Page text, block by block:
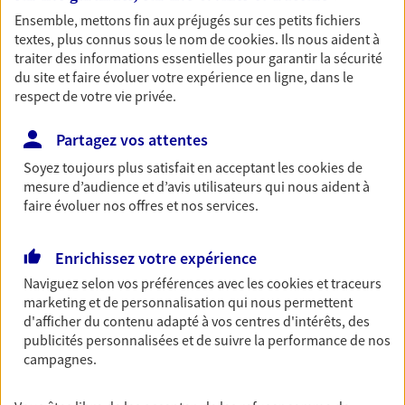
Découvrir les offres Épargne
Retraite
Préparez sereinement ce nouveau chapitre de
votre vie avec les conseils d'un expert. Découvrez
notre solution PER (Plan Epargne Retraite)
spécialement conçue pour la retraite.
Découvrir l'offre Retraite
Prévoyance
Pour un avenir serein, assurez-vous avec notre
contrat prévoyance. Préservez vos proches en cas
d'accident ou de maladie en optant pour les
garanties incapacité temporaire totale de travail,
invalidité ou de décès.
Ensemble, mettons fin aux préjugés sur ces petits fichiers
textes, plus connus sous le nom decookies. Ils nous aident à
traiter des informations essentielles pour garantir la sécurité
du site et faire évoluer votre expérience en ligne, dans le
respect de votre vie privée.
Partagez vos attentes
Soyez toujours plus satisfait en acceptant lescookiesde
mesure d’audience et d’avis utilisateurs qui nous aident à
faire évoluer nos offres et nos services.
Enrichissez votre expérience
Naviguez selon vos préférences avec lescookies et traceurs
marketing et de personnalisation qui nous permettent
d'afficher du contenu adapté à vos centres d'intérêts, des
publicités personnalisées et de suivre la performance de nos
campagnes.